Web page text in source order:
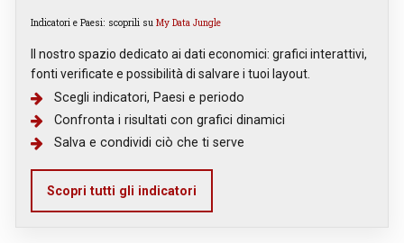
Indicatori e Paesi: scoprili su My Data Jungle
Il nostro spazio dedicato ai dati economici: grafici interattivi,
fonti verificate e possibilità di salvare i tuoi layout.
Scegli indicatori, Paesi e periodo
Confronta i risultati con grafici dinamici
Salva e condividi ciò che ti serve
Scopri tutti gli indicatori